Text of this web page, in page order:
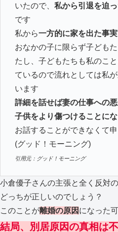
いたので、 私から引退を迫
です
私から一方的に家を出た事
おなかの子に限らず子ども
たし、子どもたちも私のこ
ているので流れとしては私
います
詳細を話せば妻の仕事への
子供をより傷つけることに
お話することができなくて
(グッド！モーニング)
引用元：グッド！モーニング
小倉優子さんの主張と全く反対
どっちが正しいのでしょう？
このことが離婚の原因 になった
結局、別居原因の真相は